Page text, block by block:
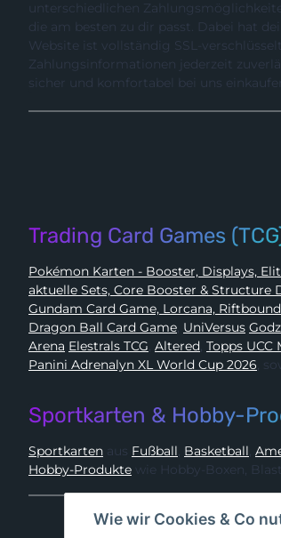
unterschiedlichen Zahlungsmöglichkeiten, damit du genau die Methode wählen
die am besten zu dir passt. Dabei hat
Website ist vollständig SSL-
Zahlungsinformationen jederzeit zuverlässig geschützt sind. So kannst du entspannt,
sicher und komfortabel bei uns
Trading Card Games
aktuelle Sets, Core Booster & Structure
Gundam Card Game, Lorcana,
Dragon Ball Card Game, UniVersus
Arena
Elestrals TCG, Altered, Topps UCC
Panini Adrenalyn XL World Cup 2026,
Sportkarten & Hobby-
Sportkarten aus Fußball, Basketball,
Hobby-Produkte wie Hobby-Boxen,
Wie wir Cookies & Co